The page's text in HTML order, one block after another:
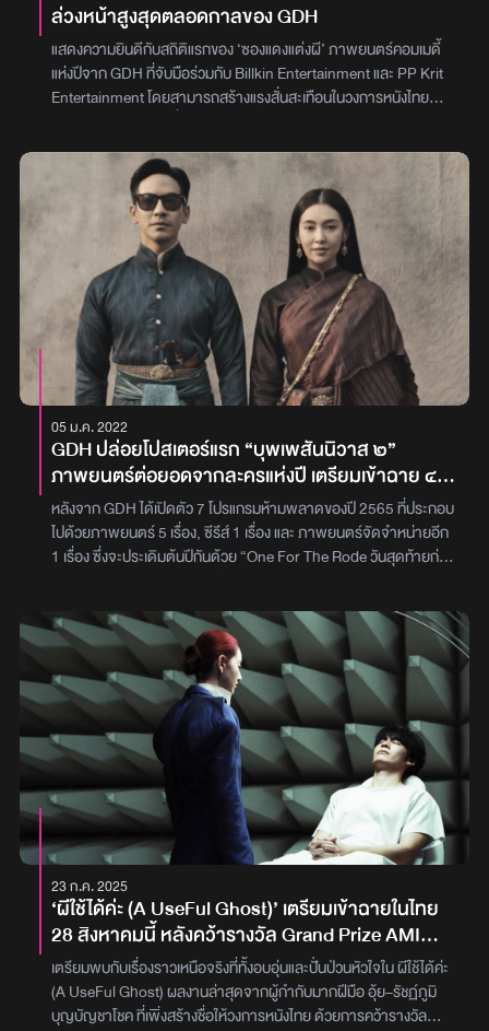
ล่วงหน้าสูงสุดตลอดกาลของ GDH
แสดงความยินดีกับสถิติแรกของ ‘ซองแดงแต่งผี’ ภาพยนตร์คอมเมดี้
แห่งปีจาก GDH ที่จับมือร่วมกับ Billkin Entertainment และ PP Krit
Entertainment โดยสามารถสร้างแรงสั่นสะเทือนในวงการหนังไทย
ค่าย GDH ได้สำเร็จ‘ซองแดงแต่งผี’ ผลงานการกำกับของ หมู-ชยนพ
บุญประกอบ ที่ฝากความประทับใจไว้ใน ‘FRIEND ZONE ระวัง..สิ้นสุด
ทางเพื่อน’ และการโปรดิวซ์โดย โต้ง-บรรจง ปิสัญธนะกูล และ ตั้ม-วีร
ชัย ใหญ่กว่าวงศ์ ผู้อยู่เบื้องหลังความสำเร็จของ ‘พี่มาก..พระโขนง’
นำแสดงโดย บิวกิ้น–พุฒิพงศ์ อัสสรัตนกุล และ พีพี-กฤษฏ์ อำนวยเดช
กร ที่กำลังจะเข้าฉายในโรงภาพยนตร์ 20 มีนาคมนี้โดย หมู ชยนพ ผู้
กำกับของเรื่อง เผยความรู้สึกว่า “ผมดีใจและตื่นเต้นมากที่หนังของเรา
ได้รับความสนใจขนาดนี้ อยากขอบคุณทุกฝ่ายที่ทุ่มเทเต็มที่ โดยเฉพาะ
ทีมโปรโมทที่ทำงานกันแบบไม่มีวันหยุด เพื่อให้หนังเข้าถึงผู้ชมในยุคที่มีสิ่ง
ล่อตาล่อใจมากมาย การที่คนจำนวนมากตัดสินใจจองตั๋วล่วงหน้า ถือ
เป็นกำลังใจสำคัญที่ทำให้หายเหนื่อยไปครึ่งหนึ่งแล้ว ผมหวังว่าผู้ชมจะได้
รับทั้งความสนุก ความบันเทิง และเซอร์ไพรส์แบบเต็มอิ่มจากหนังเรื่อง
นี้”ก้าวแรกที่ยิ่งใหญ่ของ ‘ซองแดงแต่งผี’ ได้เริ่มต้นขึ้นแล้ว หากไม่อยาก
พลาดปรากฎการณ์ความสนุก จองตั๋วล่วงหน้าได้แล้ววันนี้ ก่อนเปิด
ซองไปร่วมเป็นสักขีพยานรักระหว่างผีกับคน 20 มีนาคมนี้ ในโรง
ภาพยนตร์ภาพ : GDH
05 ม.ค. 2022
GDH ปล่อยโปสเตอร์แรก “บุพเพสันนิวาส ๒”
ภาพยนตร์ต่อยอดจากละครแห่งปี เตรียมเข้าฉาย ๔
พฤษภาคม ๒๕๖๕ ทุกโรงมหรสพ
หลังจาก GDH ได้เปิดตัว 7 โปรแกรมห้ามพลาดของปี 2565 ที่ประกอบ
ไปด้วยภาพยนตร์ 5 เรื่อง, ซีรีส์ 1 เรื่อง และ ภาพยนตร์จัดจำหน่ายอีก
1 เรื่อง ซึ่งจะประเดิมต้นปีกันด้วย “One For The Rode วันสุดท้ายก่อน
หนังรอคอยไม่แพ้กัน คือ “บุพเพสันนิวาส ๒” การต่อยอดจากละครสุด
ฮอตแห่งปี “บุพเพสันนิวาส” ที่เคยออกอากาศโกยเรตติ้งหน้าหน้าจอ
ช่อง 3 กลับมาครั้งนี้ในรูปแบบภาพยนตร์ เป็นโปรเจกต์ร่วมทุนสร้าง
ระหว่าง จีดีเอช กับ บรอดคาซท์ ไทย เทเลวิชั่น โดยมี โป๊ป ธนวัฒน์ และ
เบลล่า ราณี มาเป็นนักแสดงนำของเรื่อง และได้ ปิ๊ง อดิสรณ์ ที่เคยฝาก
ความประทับใจไว้กับผลงานเรื่อง “รถไฟฟ้า มหานเธอ” มานั่งเก้าอี้เป็นผู้
กำกับโปรเจกต์นี้ด้วย ล่าสุดเพื่อเป็นน้ำจิ้มกับเหล่าออเจ้าทั่วหล้า ทาง จี
ดีเอช ได้มีการปล่อยโปสเตอร์แรกของ “บุพเพสันนิวาส ๒” ออกมาให้ชม
กันแล้ว โดยเป็นภาพของคุณพี่หมื่นสวมแว่นตากันแดดสีดำ ยื่นคู่กับแม่
นางการะเกด พร้อมแคปชัน “ฝากภาพถ่ายนี้ไว้แทนคำสัญญา พฤษภา
นี้หนา เราจักได้มาพบกัน” ซึ่งก็มีแฟนๆ ฮือฮาเป็นอย่างมาก สำหรับการ
จะมาถึงของผลงานขวัญใจคนไทยชิ้นนี้สำหรับ “บุพเพสันนิวาส ๒” ได้มี
การเปิดกล้องถ่ายทำกันไปเมื่อเดือนกุมภาพันธ์ปีก่อน เรียกได้ว่าเป็นอีก
หนึ่งจักรวาลออเจ้า ที่น่าจะถูกใจผู้ชม เพราะกระทั้งคุณรอมแพง เจ้าของ
บทประพันธ์นิยายบุพเพสันนิวาส ยังออกมาคอนเฟิร์มเองเลยว่า เนื้อหา
ในภาพยนตร์จะไม่เหมือนกับในละครบุพเพสันนิวาส รวมถึงไม่เหมือนกับ
ละครพรหมลิขิต ที่เตรียมลงจอทางช่อง 3 เช่นกัน นับเป็นความแปลกใหม่
ที่น่าสนใจ และไม่อยากให้ทุกคนพลาด รอติดตามกันได้ 4 พฤษภาคม
23 ก.ค. 2025
‘ผีใช้ได้ค่ะ (A UseFul Ghost)’ เตรียมเข้าฉายในไทย
28 สิงหาคมนี้ หลังคว้ารางวัล Grand Prize AMI
Paris จากเทศกาลหนังเมืองคานส์
เตรียมพบกับเรื่องราวเหนือจริงที่ทั้งอบอุ่นและปั่นป่วนหัวใจใน ผีใช้ได้ค่ะ
(A UseFul Ghost) ผลงานล่าสุดจากผู้กำกับมากฝีมือ อุ้ย–รัชฏ์ภูมิ
บุญบัญชาโชค ที่เพิ่งสร้างชื่อให้วงการหนังไทย ด้วยการคว้ารางวัล